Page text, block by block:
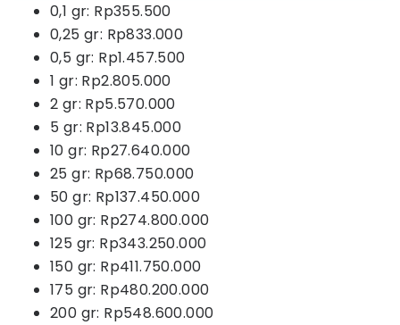
0,1 gr: Rp355.500
0,25 gr: Rp833.000
0,5 gr: Rp1.457.500
1 gr: Rp2.805.000
2 gr: Rp5.570.000
5 gr: Rp13.845.000
10 gr: Rp27.640.000
25 gr: Rp68.750.000
50 gr: Rp137.450.000
100 gr: Rp274.800.000
125 gr: Rp343.250.000
150 gr: Rp411.750.000
175 gr: Rp480.200.000
200 gr: Rp548.600.000